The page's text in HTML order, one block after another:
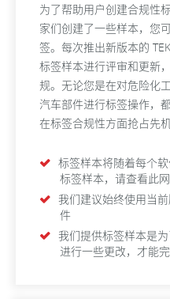
为了帮助用户创建合规性
家们创建了一些样本，您
签。每次推出新版本的
标签样本进行评审和更新
规。无论您是在对危险化
汽车部件进行标签操作，
在标签合规性方面抢占先机
标签样本将随着每个
标签样本，请查看此
我们建议始终使用当
件
我们提供标签样本是
进行一些更改，才能